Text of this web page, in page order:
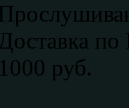
Доставка
1000 руб.